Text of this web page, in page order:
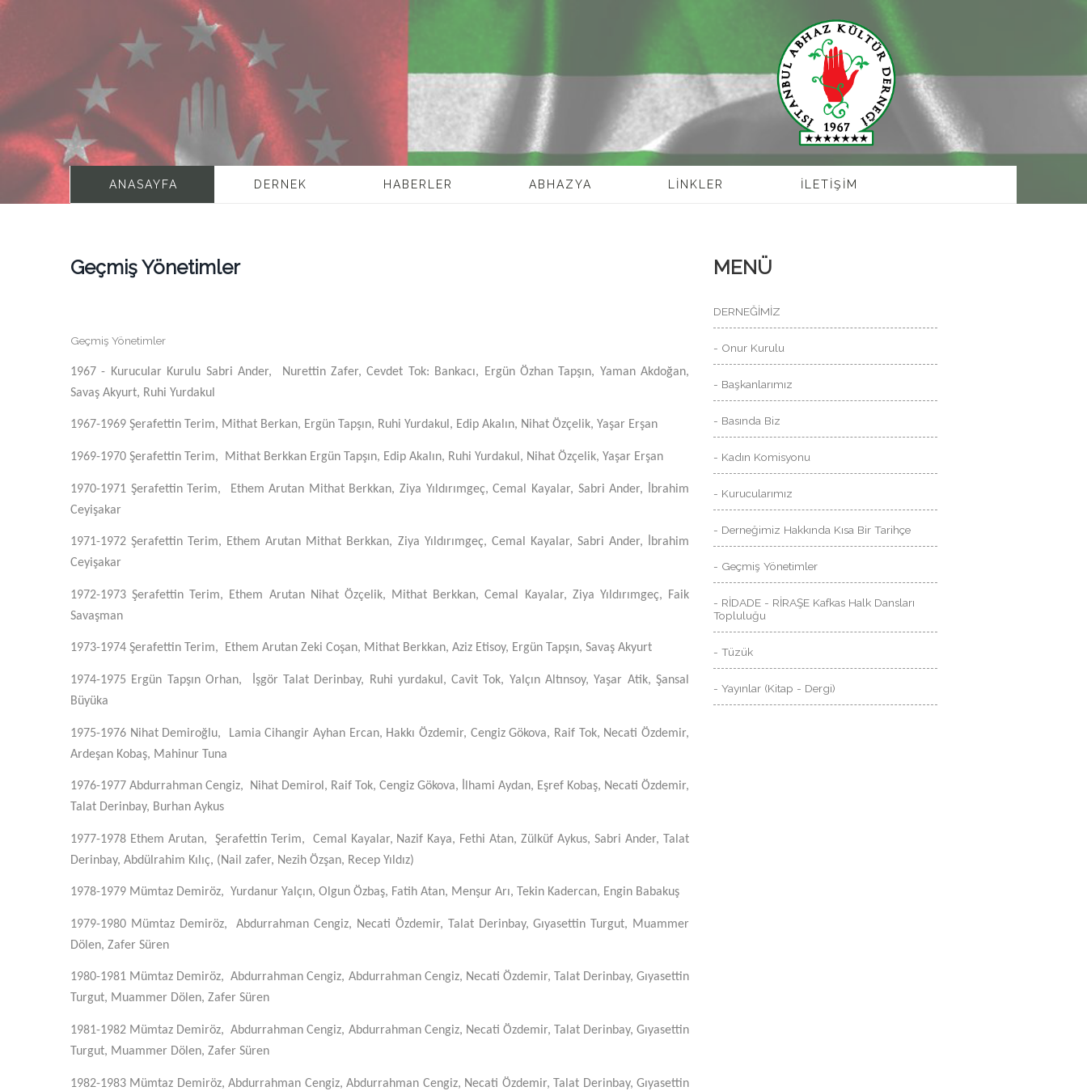
ANASAYFA DERNEK HABERLER ABHAZYA LİNKLER İLETİŞİM
Geçmiş Yönetimler
Geçmiş Yönetimler
1967 - Kurucular Kurulu Sabri Ander, Nurettin Zafer, Cevdet Tok: Bankacı, Ergün Özhan Tapşın, Yaman Akdoğan,
Savaş Akyurt, Ruhi Yurdakul
1967-1969 Şerafettin Terim, Mithat Berkan, Ergün Tapşın, Ruhi Yurdakul, Edip Akalın, Nihat Özçelik, Yaşar Erşan
1969-1970 Şerafettin Terim, Mithat Berkkan Ergün Tapşın, Edip Akalın, Ruhi Yurdakul, Nihat Özçelik, Yaşar Erşan
1970-1971 Şerafettin Terim, Ethem Arutan Mithat Berkkan, Ziya Yıldırımgeç, Cemal Kayalar, Sabri Ander, İbrahim
Ceyişakar
1971-1972 Şerafettin Terim, Ethem Arutan Mithat Berkkan, Ziya Yıldırımgeç, Cemal Kayalar, Sabri Ander, İbrahim
Ceyişakar
1972-1973 Şerafettin Terim, Ethem Arutan Nihat Özçelik, Mithat Berkkan, Cemal Kayalar, Ziya Yıldırımgeç, Faik
Savaşman
1973-1974 Şerafettin Terim, Ethem Arutan Zeki Coşan, Mithat Berkkan, Aziz Etisoy, Ergün Tapşın, Savaş Akyurt
1974-1975 Ergün Tapşın Orhan, İşgör Talat Derinbay, Ruhi yurdakul, Cavit Tok, Yalçın Altınsoy, Yaşar Atik, Şansal
Büyüka
1975-1976 Nihat Demiroğlu, Lamia Cihangir Ayhan Ercan, Hakkı Özdemir, Cengiz Gökova, Raif Tok, Necati Özdemir,
Ardeşan Kobaş, Mahinur Tuna
1976-1977 Abdurrahman Cengiz, Nihat Demirol, Raif Tok, Cengiz Gökova, İlhami Aydan, Eşref Kobaş, Necati Özdemir,
Talat Derinbay, Burhan Aykus
1977-1978 Ethem Arutan, Şerafettin Terim, Cemal Kayalar, Nazif Kaya, Fethi Atan, Zülküf Aykus, Sabri Ander, Talat
Derinbay, Abdülrahim Kılıç, (Nail zafer, Nezih Özşan, Recep Yıldız)
1978-1979 Mümtaz Demiröz, Yurdanur Yalçın, Olgun Özbaş, Fatih Atan, Menşur Arı, Tekin Kadercan, Engin Babakuş
1979-1980 Mümtaz Demiröz, Abdurrahman Cengiz, Necati Özdemir, Talat Derinbay, Gıyasettin Turgut, Muammer
Dölen, Zafer Süren
1980-1981 Mümtaz Demiröz, Abdurrahman Cengiz, Abdurrahman Cengiz, Necati Özdemir, Talat Derinbay, Gıyasettin
Turgut, Muammer Dölen, Zafer Süren
1981-1982 Mümtaz Demiröz, Abdurrahman Cengiz, Abdurrahman Cengiz, Necati Özdemir, Talat Derinbay, Gıyasettin
Turgut, Muammer Dölen, Zafer Süren
1982-1983 Mümtaz Demiröz, Abdurrahman Cengiz, Abdurrahman Cengiz, Necati Özdemir, Talat Derinbay, Gıyasettin
MENÜ
DERNEĞİMİZ
- Onur Kurulu
- Başkanlarımız
- Basında Biz
- Kadın Komisyonu
- Kurucularımız
- Derneğimiz Hakkında Kısa Bir Tarihçe
- Geçmiş Yönetimler
- RİDADE - RİRAŞE Kafkas Halk Dansları
Topluluğu
- Tüzük
- Yayınlar (Kitap - Dergi)